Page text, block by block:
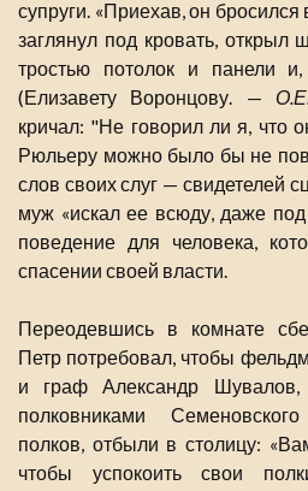
супруги. «Приехав, он
заглянул под кровать,
тростью потолок и панели
(Елизавету Воронцову. —
кричал: "Не говорил ли я, что
Рюльеру можно было бы не
слов своих слуг — свидетелей
муж «искал ее всюду, даже под
поведение для человека,
спасении своей власти.
Переодевшись в комнате
Петр потребовал, чтобы
и граф Александр Шувалов,
полковниками
полков, отбыли в столицу:
чтобы успокоить свои